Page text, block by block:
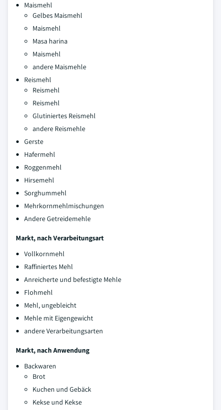
Maismehl
Gelbes Maismehl
Maismehl
Masa harina
Maismehl
andere Maismehle
Reismehl
Reismehl
Reismehl
Glutiniertes Reismehl
andere Reismehle
Gerste
Hafermehl
Roggenmehl
Hirsemehl
Sorghummehl
Mehrkornmehlmischungen
Andere Getreidemehle
Markt, nach Verarbeitungsart
Vollkornmehl
Raffiniertes Mehl
Anreicherte und befestigte Mehle
Flohmehl
Mehl, ungebleicht
Mehle mit Eigengewicht
andere Verarbeitungsarten
Markt, nach Anwendung
Backwaren
Brot
Kuchen und Gebäck
Kekse und Kekse